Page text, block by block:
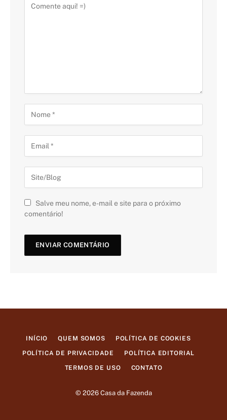
Salve meu nome, e-mail e site para o próximo
comentário!
INÍCIO QUEM SOMOS POLÍTICA DE COOKIES
POLÍTICA DE PRIVACIDADE POLÍTICA EDITORIAL
TERMOS DE USO CONTATO
© 2026 Casa da Fazenda